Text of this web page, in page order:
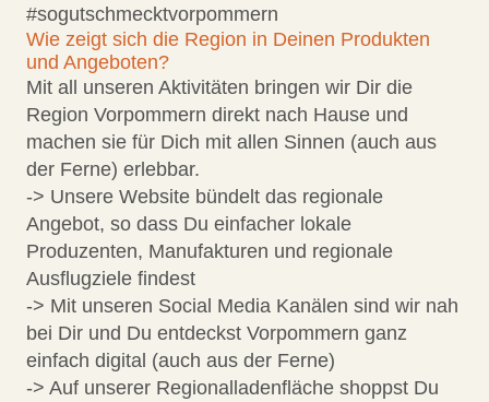
#sogutschmecktvorpommern
Wie zeigt sich die Region in Deinen Produkten
und Angeboten?
Mit all unseren Aktivitäten bringen wir Dir die
Region Vorpommern direkt nach Hause und
machen sie für Dich mit allen Sinnen (auch aus
der Ferne) erlebbar.
-> Unsere Website bündelt das regionale
Angebot, so dass Du einfacher lokale
Produzenten, Manufakturen und regionale
Ausflugziele findest
-> Mit unseren Social Media Kanälen sind wir nah
bei Dir und Du entdeckst Vorpommern ganz
einfach digital (auch aus der Ferne)
-> Auf unserer Regionalladenfläche shoppst Du